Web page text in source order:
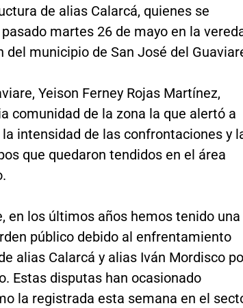
de alias Calarcá, quienes se
martes 26 de mayo en la
del municipio de San José del
Yeison Ferney Rojas Martínez,
comunidad de la zona la que alertó a
intensidad de las confrontaciones y
que quedaron tendidos en el área
en los últimos años hemos tenido una
público debido al enfrentamiento
alias Calarcá y alias Iván Mordisco
Estas disputas han ocasionado
la registrada esta semana en el